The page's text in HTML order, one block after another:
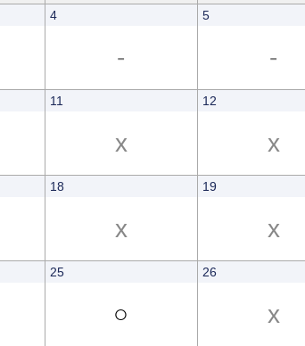
4
-
5
-
11
x
12
x
18
x
19
x
25
○
26
x